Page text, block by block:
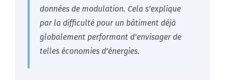
données de modulation. Cela s’explique
par la difficulté pour un bâtiment déjà
globalement performant d’envisager de
telles économies d’énergies.